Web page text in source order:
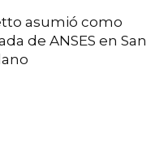
asumió como
de ANSES en San